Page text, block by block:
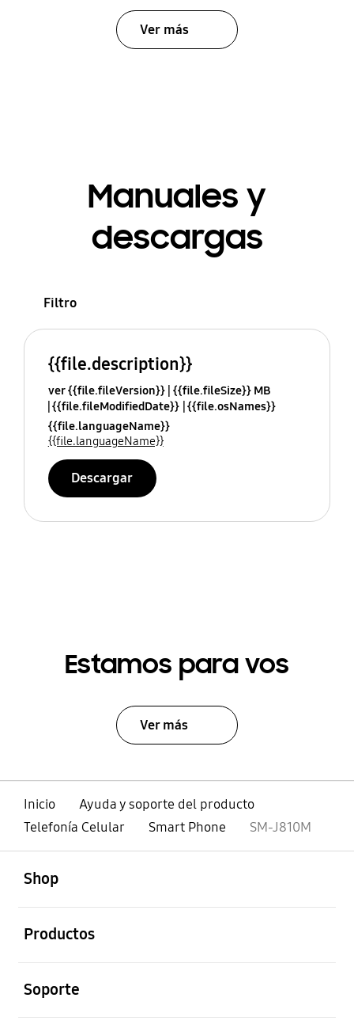
Ver más
Manuales y
descargas
Filtro
{{file.description}}
ver {{file.fileVersion}} {{file.fileSize}} MB
{{file.fileModifiedDate}} {{file.osNames}}
{{file.languageName}}
{{file.languageName}}
Descargar
Estamos para vos
Ver más
Inicio
Ayuda y soporte del producto
Telefonía Celular
Smart Phone SM-J810M
Shop
Productos
Soporte